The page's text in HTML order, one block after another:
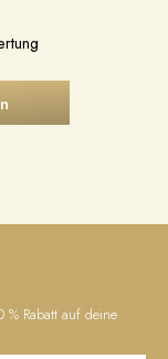
Rabatt auf deine